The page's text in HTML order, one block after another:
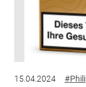
15.04.2024